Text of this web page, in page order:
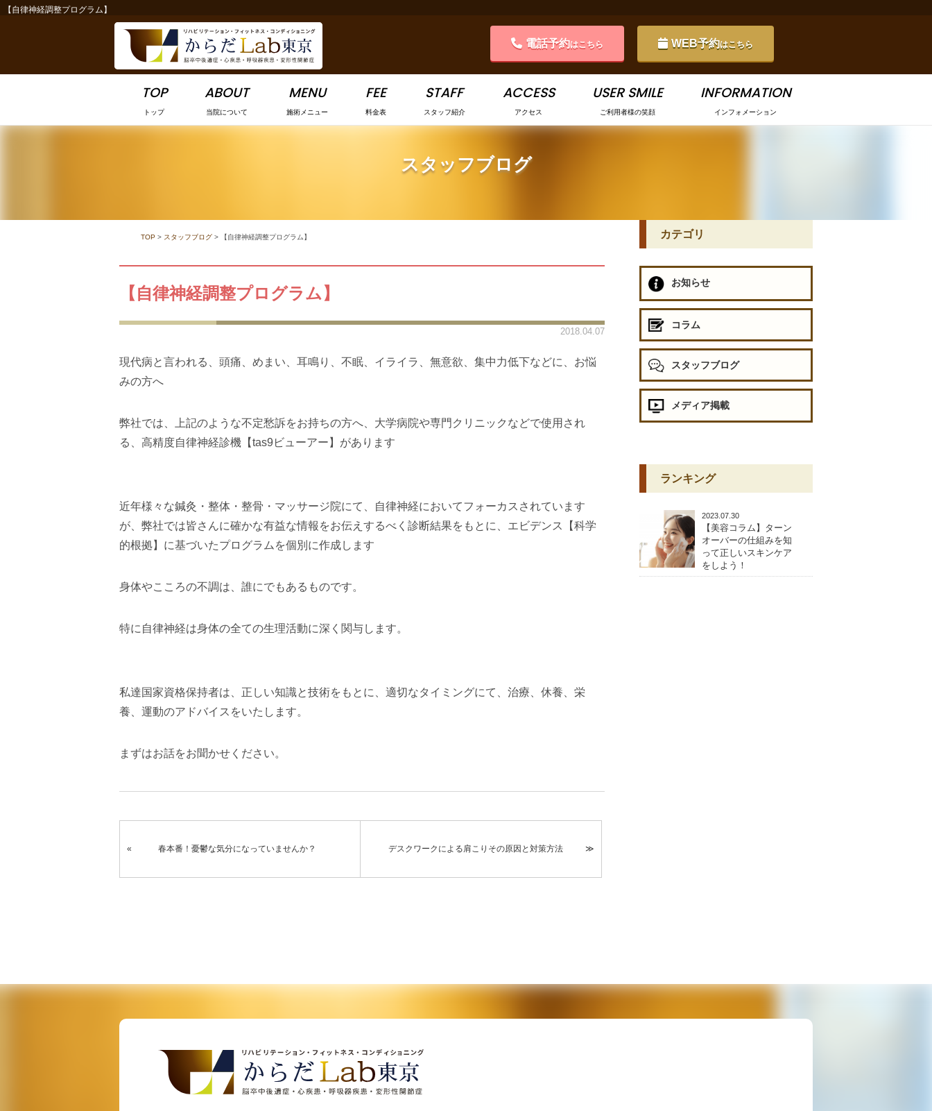
【自律神経調整プログラム】
電話予約はこちら WEB予約はこちら
TOP
トップ
ABOUT
当院について
MENU
施術メニュー
FEE
料金表
STAFF
スタッフ紹介
ACCESS
アクセス
USER SMILE
ご利用者様の笑顔
INFORMATION
インフォメーション
スタッフブログ
TOP > スタッフブログ > 【自律神経調整プログラム】
【自律神経調整プログラム】
2018.04.07
現代病と言われる、頭痛、めまい、耳鳴り、不眠、イライラ、無意欲、集中力低下などに、お悩
みの方へ
弊社では、上記のような不定愁訴をお持ちの方へ、大学病院や専門クリニックなどで使用され
る、高精度自律神経診機【tas9ビューアー】があります
近年様々な鍼灸・整体・整骨・マッサージ院にて、自律神経においてフォーカスされています
が、弊社では皆さんに確かな有益な情報をお伝えするべく診断結果をもとに、エビデンス【科学
的根拠】に基づいたプログラムを個別に作成します
身体やこころの不調は、誰にでもあるものです。
特に自律神経は身体の全ての生理活動に深く関与します。
私達国家資格保持者は、正しい知識と技術をもとに、適切なタイミングにて、治療、休養、栄
養、運動のアドバイスをいたします。
まずはお話をお聞かせください。
春本番！憂鬱な気分になっていませんか？ デスクワークによる肩こりその原因と対策方法
カテゴリ
お知らせ
コラム
スタッフブログ
メディア掲載
ランキング
2023.07.30
【美容コラム】ターン
オーバーの仕組みを知
って正しいスキンケア
をしよう！